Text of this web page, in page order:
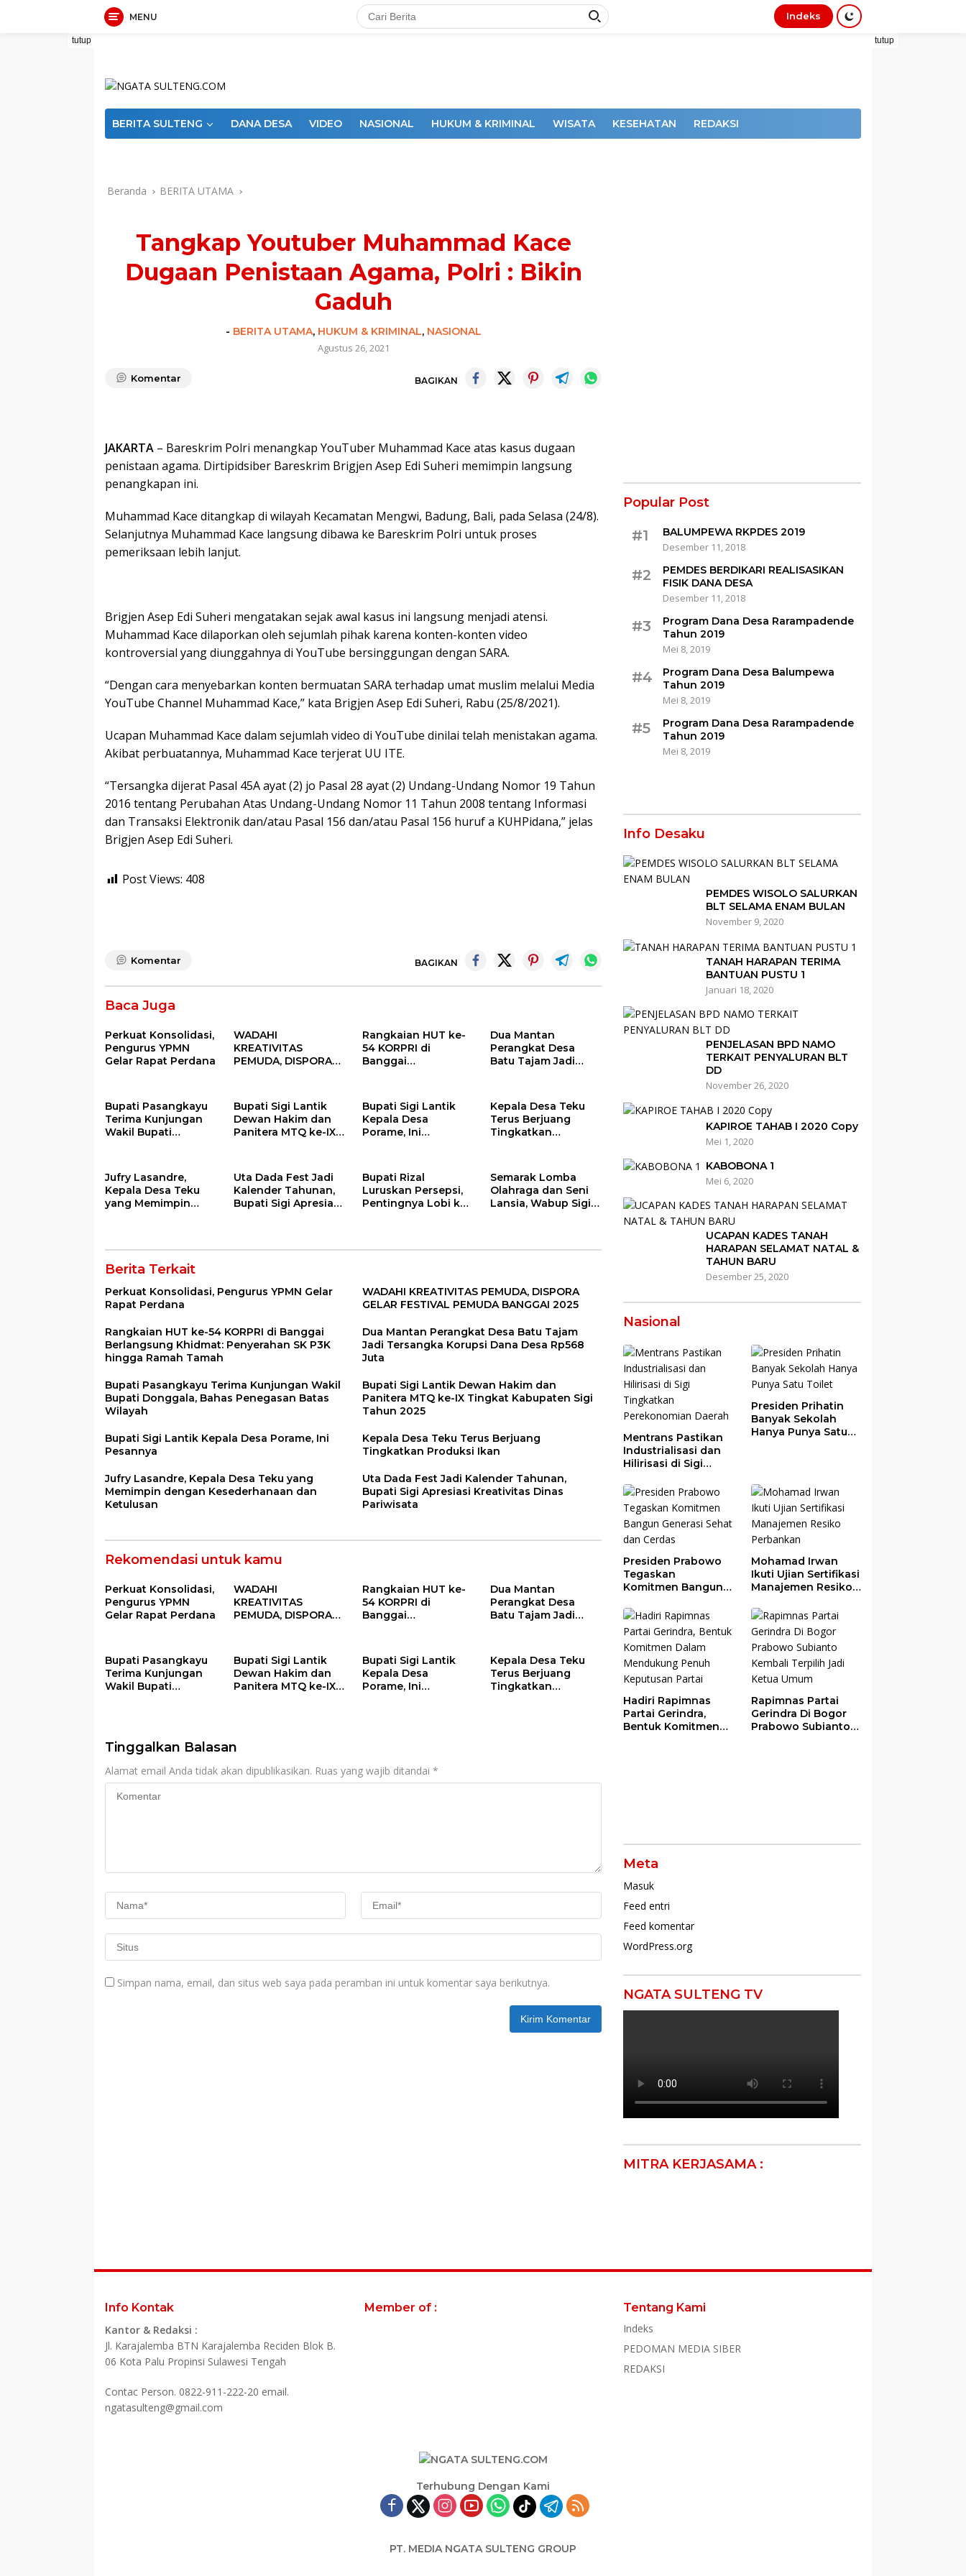
MENU Indeks
tutup tutup
BERITA SULTENG DANA DESA VIDEO NASIONAL HUKUM & KRIMINAL WISATA KESEHATAN REDAKSI
Beranda BERITA UTAMA
Tangkap Youtuber Muhammad Kace
Dugaan Penistaan Agama, Polri : Bikin
Gaduh
- BERITA UTAMA, HUKUM & KRIMINAL, NASIONAL
Agustus 26, 2021
Komentar BAGIKAN
JAKARTA – Bareskrim Polri menangkap YouTuber Muhammad Kace atas kasus dugaan
penistaan agama. Dirtipidsiber Bareskrim Brigjen Asep Edi Suheri memimpin langsung
penangkapan ini.
Muhammad Kace ditangkap di wilayah Kecamatan Mengwi, Badung, Bali, pada Selasa (24/8).
Selanjutnya Muhammad Kace langsung dibawa ke Bareskrim Polri untuk proses
pemeriksaan lebih lanjut.
Brigjen Asep Edi Suheri mengatakan sejak awal kasus ini langsung menjadi atensi.
Muhammad Kace dilaporkan oleh sejumlah pihak karena konten-konten video
kontroversial yang diunggahnya di YouTube bersinggungan dengan SARA.
“Dengan cara menyebarkan konten bermuatan SARA terhadap umat muslim melalui Media
YouTube Channel Muhammad Kace,” kata Brigjen Asep Edi Suheri, Rabu (25/8/2021).
Ucapan Muhammad Kace dalam sejumlah video di YouTube dinilai telah menistakan agama.
Akibat perbuatannya, Muhammad Kace terjerat UU ITE.
“Tersangka dijerat Pasal 45A ayat (2) jo Pasal 28 ayat (2) Undang-Undang Nomor 19 Tahun
2016 tentang Perubahan Atas Undang-Undang Nomor 11 Tahun 2008 tentang Informasi
dan Transaksi Elektronik dan/atau Pasal 156 dan/atau Pasal 156 huruf a KUHPidana,” jelas
Brigjen Asep Edi Suheri.
Post Views: 408
Komentar BAGIKAN
Baca Juga
Perkuat Konsolidasi,
Pengurus YPMN
Gelar Rapat Perdana
WADAHI
KREATIVITAS
PEMUDA, DISPORA
2025
Rangkaian HUT ke-
54 KORPRI di
Banggai
Penyerahan SK P3K
hingga Ramah
Tamah
Dua Mantan
Perangkat Desa
Batu Tajam Jadi
Juta
Bupati Pasangkayu
Terima Kunjungan
Wakil Bupati
Wilayah
Bupati Sigi Lantik
Dewan Hakim dan
Panitera MTQ ke-IX
Bupati Sigi Lantik
Kepala Desa
Porame, Ini
Kepala Desa Teku
Terus Berjuang
Tingkatkan
Jufry Lasandre,
Kepala Desa Teku
yang Memimpin
Uta Dada Fest Jadi
Kalender Tahunan,
Bupati Sigi Apresiasi
Bupati Rizal
Luruskan Persepsi,
Pentingnya Lobi ke
Semarak Lomba
Olahraga dan Seni
Lansia, Wabup Sigi
Berita Terkait
Perkuat Konsolidasi, Pengurus YPMN Gelar
Rapat Perdana
WADAHI KREATIVITAS PEMUDA, DISPORA
GELAR FESTIVAL PEMUDA BANGGAI 2025
Rangkaian HUT ke-54 KORPRI di Banggai
Berlangsung Khidmat: Penyerahan SK P3K
hingga Ramah Tamah
Dua Mantan Perangkat Desa Batu Tajam
Jadi Tersangka Korupsi Dana Desa Rp568
Juta
Bupati Pasangkayu Terima Kunjungan Wakil
Bupati Donggala, Bahas Penegasan Batas
Wilayah
Bupati Sigi Lantik Dewan Hakim dan
Panitera MTQ ke-IX Tingkat Kabupaten Sigi
Tahun 2025
Bupati Sigi Lantik Kepala Desa Porame, Ini
Pesannya
Kepala Desa Teku Terus Berjuang
Tingkatkan Produksi Ikan
Jufry Lasandre, Kepala Desa Teku yang
Memimpin dengan Kesederhanaan dan
Ketulusan
Uta Dada Fest Jadi Kalender Tahunan,
Bupati Sigi Apresiasi Kreativitas Dinas
Pariwisata
Rekomendasi untuk kamu
Perkuat Konsolidasi,
Pengurus YPMN
Gelar Rapat Perdana
WADAHI
KREATIVITAS
PEMUDA, DISPORA
2025
Rangkaian HUT ke-
54 KORPRI di
Banggai
Penyerahan SK P3K
hingga Ramah
Tamah
Dua Mantan
Perangkat Desa
Batu Tajam Jadi
Juta
Bupati Pasangkayu
Terima Kunjungan
Wakil Bupati
Bupati Sigi Lantik
Dewan Hakim dan
Panitera MTQ ke-IX
Bupati Sigi Lantik
Kepala Desa
Porame, Ini
Kepala Desa Teku
Terus Berjuang
Tingkatkan
Tinggalkan Balasan
Alamat email Anda tidak akan dipublikasikan. Ruas yang wajib ditandai *
Simpan nama, email, dan situs web saya pada peramban ini untuk komentar saya berikutnya.
Popular Post
#1
BALUMPEWA RKPDES 2019
Desember 11, 2018
#2
PEMDES BERDIKARI REALISASIKAN
FISIK DANA DESA
Desember 11, 2018
#3
Program Dana Desa Rarampadende
Tahun 2019
Mei 8, 2019
#4
Program Dana Desa Balumpewa
Tahun 2019
Mei 8, 2019
#5
Program Dana Desa Rarampadende
Tahun 2019
Mei 8, 2019
Info Desaku
PEMDES WISOLO SALURKAN
BLT SELAMA ENAM BULAN
November 9, 2020
TANAH HARAPAN TERIMA
BANTUAN PUSTU 1
Januari 18, 2020
PENJELASAN BPD NAMO
TERKAIT PENYALURAN BLT
DD
November 26, 2020
KAPIROE TAHAB I 2020 Copy
Mei 1, 2020
KABOBONA 1
Mei 6, 2020
UCAPAN KADES TANAH
HARAPAN SELAMAT NATAL &
TAHUN BARU
Desember 25, 2020
Nasional
Mentrans Pastikan
Industrialisasi dan
Hilirisasi di Sigi
Perekonomian
Daerah
Presiden Prihatin
Banyak Sekolah
Hanya Punya Satu
Presiden Prabowo
Tegaskan
Komitmen Bangun
Cerdas
Mohamad Irwan
Ikuti Ujian Sertifikasi
Manajemen Resiko
Hadiri Rapimnas
Partai Gerindra,
Bentuk Komitmen
Rapimnas Partai
Gerindra Di Bogor
Prabowo Subianto
Meta
Masuk
Feed entri
Feed komentar
WordPress.org
NGATA SULTENG TV
MITRA KERJASAMA :
Info Kontak
Kantor & Redaksi :
Jl. Karajalemba BTN Karajalemba Reciden Blok B.
06 Kota Palu Propinsi Sulawesi Tengah
Contac Person. 0822-911-222-20 email.
ngatasulteng@gmail.com
Member of :
Tentang Kami
Indeks
PEDOMAN MEDIA SIBER
REDAKSI
Terhubung Dengan Kami
PT. MEDIA NGATA SULTENG GROUP